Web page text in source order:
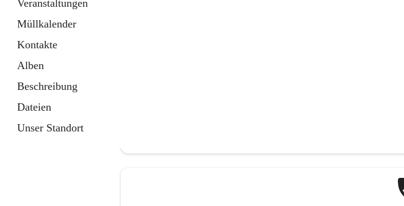
Veranstaltungen
Müllkalender
Kontakte
Alben
Beschreibung
Dateien
Unser Standort